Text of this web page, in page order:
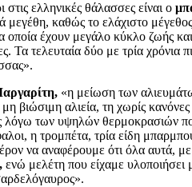
ελληνικές θάλασσες είναι ο
μεγέθη, καθώς το ελάχιστο
έχουν μεγάλο κύκλο ζωής
Τα τελευταία δύο με τρία χρόνια
«η μείωση των
βιώσιμη αλιεία, τη χωρίς
των υψηλών θερμοκρασιών
η τρομπέτα, τρία είδη
να αναφέρουμε ότι όλα αυτά,
ενώ μελέτη που είχαμε υλοποιήσει